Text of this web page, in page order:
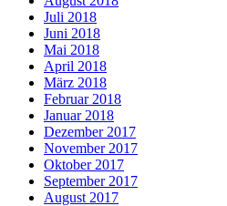
Juli 2018
Juni 2018
Mai 2018
April 2018
März 2018
Februar 2018
Januar 2018
Dezember 2017
November 2017
Oktober 2017
September 2017
August 2017